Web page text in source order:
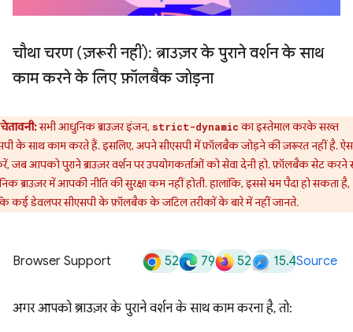
चौथा चरण (ज़रूरी नहीं): ब्राउज़र के पुराने वर्शन के साथ
काम करने के लिए फ़ॉलबैक जोड़ना
चेतावनी:सभी आधुनिक ब्राउज़र इंजन, strict-dynamicका इस्तेमाल करके सख्त
के साथ काम करते हैं. इसलिए, अपने सीएसपी में फ़ॉलबैक जोड़ने की ज़रूरत नहीं है.
जब आपको पुराने ब्राउज़र वर्शन पर उपयोगकर्ताओं को सेवा देनी हो. फ़ॉलबैक सेट करने
ब्राउज़र में आपकी नीति की सुरक्षा कम नहीं होती. हालांकि, इससे भ्रम पैदा हो सकता है,
कई डेवलपर सीएसपी के फ़ॉलबैक के जटिल तरीकों के बारे में नहीं जानते.
Browser Support 52 79 52 15.4Source
अगर आपको ब्राउज़र के पुराने वर्शन के साथ काम करना है, तो: